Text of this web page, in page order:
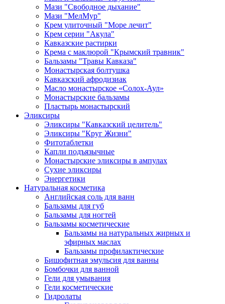
Мази "Свободное дыхание"
Мази "МелМур"
Крем улиточный "Море лечит"
Крем серии "Акула"
Кавказские растирки
Крема с маклюрой "Крымский травник"
Бальзамы "Травы Кавказа"
Монастырская болтушка
Кавказский афродизиак
Масло монастырское «Солох-Аул»
Монастырские бальзамы
Пластырь монастырский
Эликсиры
Эликсиры "Кавказский целитель"
Эликсиры "Круг Жизни"
Фитотаблетки
Капли подъязычные
Монастырские эликсиры в ампулах
Сухие эликсиры
Энергетики
Натуральная косметика
Английская соль для ванн
Бальзамы для губ
Бальзамы для ногтей
Бальзамы косметические
Бальзамы на натуральных жирных и
эфирных маслах
Бальзамы профилактические
Бишофитная эмульсия для ванны
Бомбочки для ванной
Гели для умывания
Гели косметические
Гидролаты